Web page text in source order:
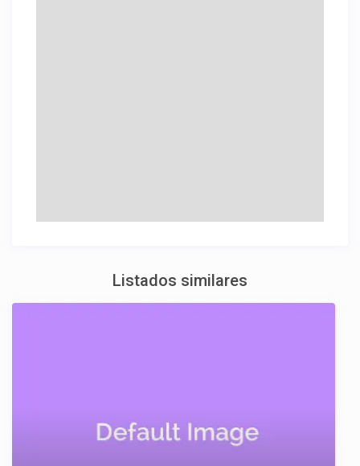
Listados similares